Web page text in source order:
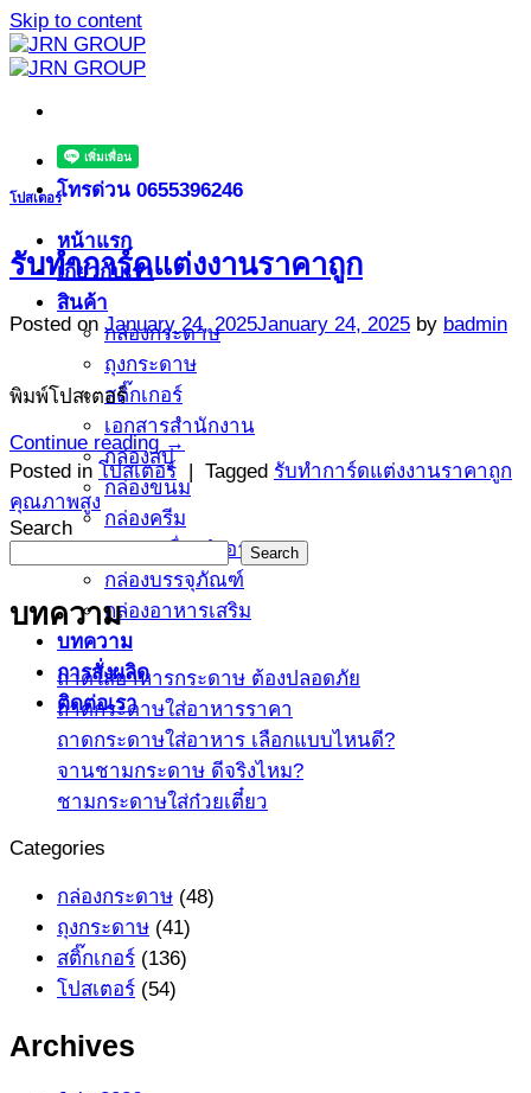
Skip to content
โทรด่วน 0655396246
หน้าแรก
เกี่ยวกับเรา
สินค้า
กล่องกระดาษ
ถุงกระดาษ
สติ๊กเกอร์
เอกสารสำนักงาน
กล่องสบู่
กล่องขนม
กล่องครีม
กล่องเครื่องสำอาง
กล่องบรรจุภัณฑ์
กล่องอาหารเสริม
บทความ
การสั่งผลิด
ติดต่อเรา
โปสเตอร์
รับทำการ์ดแต่งงานราคาถูก
Posted on January 24, 2025January 24, 2025 by badmin
พิมพ์โปสเตอร์
Continue reading→
Posted in โปสเตอร์ | Tagged รับทำการ์ดแต่งงานราคาถูก
คุณภาพสูง
Search
Search
บทความ
ถาดใส่อาหารกระดาษ ต้องปลอดภัย
ถาดกระดาษใส่อาหารราคา
ถาดกระดาษใส่อาหาร เลือกแบบไหนดี?
จานชามกระดาษ ดีจริงไหม?
ชามกระดาษใส่ก๋วยเตี๋ยว
Categories
กล่องกระดาษ (48)
ถุงกระดาษ (41)
สติ๊กเกอร์ (136)
โปสเตอร์ (54)
Archives